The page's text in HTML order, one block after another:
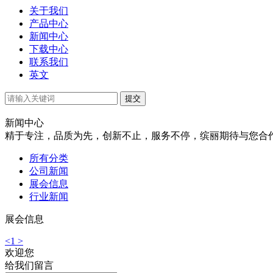
关于我们
产品中心
新闻中心
下载中心
联系我们
英文
提交
新闻中心
精于专注，品质为先，创新不止，服务不停，缤丽期待与您合
所有分类
公司新闻
展会信息
行业新闻
展会信息
<1 >
欢迎您
给我们留言